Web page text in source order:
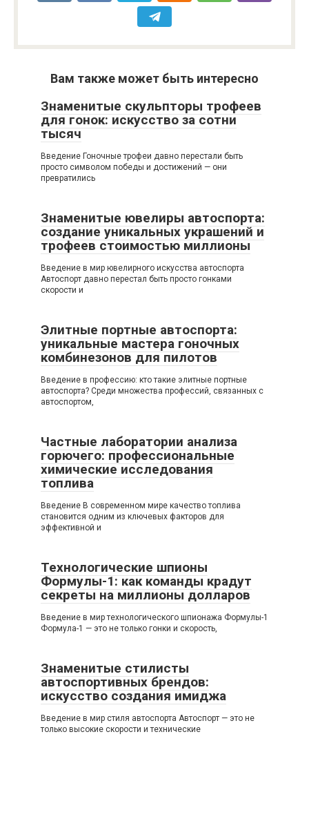
Вам также может быть интересно
Знаменитые скульпторы трофеев
для гонок: искусство за сотни
тысяч
Введение Гоночные трофеи давно перестали быть
просто символом победы и достижений — они
превратились
Знаменитые ювелиры автоспорта:
создание уникальных украшений и
трофеев стоимостью миллионы
Введение в мир ювелирного искусства автоспорта
Автоспорт давно перестал быть просто гонками
скорости и
Элитные портные автоспорта:
уникальные мастера гоночных
комбинезонов для пилотов
Введение в профессию: кто такие элитные портные
автоспорта? Среди множества профессий, связанных с
автоспортом,
Частные лаборатории анализа
горючего: профессиональные
химические исследования
топлива
Введение В современном мире качество топлива
становится одним из ключевых факторов для
эффективной и
Технологические шпионы
Формулы-1: как команды крадут
секреты на миллионы долларов
Введение в мир технологического шпионажа Формулы-1
Формула-1 — это не только гонки и скорость,
Знаменитые стилисты
автоспортивных брендов:
искусство создания имиджа
Введение в мир стиля автоспорта Автоспорт — это не
только высокие скорости и технические